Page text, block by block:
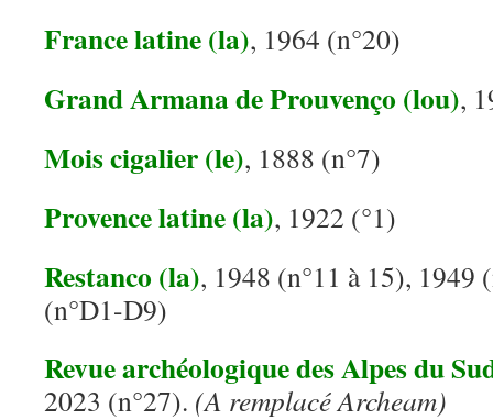
France latine (la), 1964 (n°20)
Grand Armana de Prouvenço (lou),
Mois cigalier (le), 1888 (n°7)
Provence latine (la), 1922 (°1)
Restanco (la), 1948 (n°11 à 15), 1949
(n°D1-D9)
Revue archéologique des Alpes du
2023 (n°27). (A remplacé Archeam)